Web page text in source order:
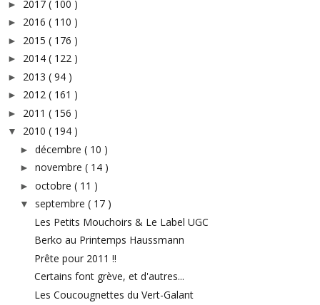
► 2017 ( 100 )
► 2016 ( 110 )
► 2015 ( 176 )
► 2014 ( 122 )
► 2013 ( 94 )
► 2012 ( 161 )
► 2011 ( 156 )
▼ 2010 ( 194 )
► décembre ( 10 )
► novembre ( 14 )
► octobre ( 11 )
▼ septembre ( 17 )
Les Petits Mouchoirs & Le Label UGC
Berko au Printemps Haussmann
Prête pour 2011 !!
Certains font grève, et d'autres...
Les Coucougnettes du Vert-Galant